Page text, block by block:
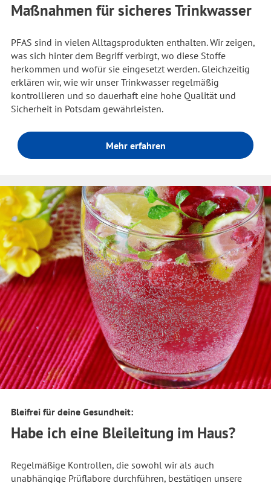
Maßnahmen für sicheres Trinkwasser
PFAS sind in vielen Alltagsprodukten enthalten. Wir zeigen,
was sich hinter dem Begriff verbirgt, wo diese Stoffe
herkommen und wofür sie eingesetzt werden. Gleichzeitig
erklären wir, wie wir unser Trinkwasser regelmäßig
kontrollieren und so dauerhaft eine hohe Qualität und
Sicherheit in Potsdam gewährleisten.
Mehr erfahren
Bleifrei für deine Gesundheit:
Habe ich eine Bleileitung im Haus?
Regelmäßige Kontrollen, die sowohl wir als auch
unabhängige Prüflabore durchführen, bestätigen unsere